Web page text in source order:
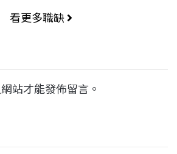
看更多職缺
網站才能發佈留言。